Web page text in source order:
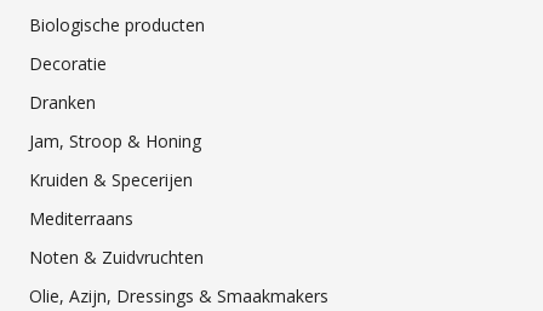
Biologische producten
Decoratie
Dranken
Jam, Stroop & Honing
Kruiden & Specerijen
Mediterraans
Noten & Zuidvruchten
Olie, Azijn, Dressings & Smaakmakers